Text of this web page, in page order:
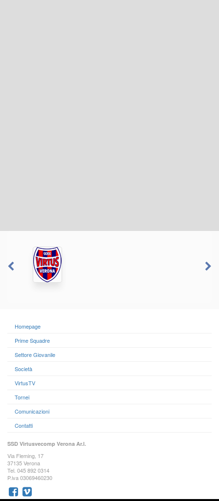
Homepage
Prime Squadre
Settore Giovanile
Società
VirtusTV
Tornei
Comunicazioni
Contatti
SSD Virtusvecomp Verona Ar.l.
Via Fleming, 17
37135 Verona
Tel. 045 892 0314
P.iva 03069460230